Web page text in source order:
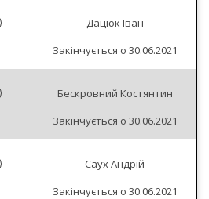
Дацюк Іван
Закінчується о 30.06.2021
Бескровний Костянтин
Закінчується о 30.06.2021
Саух Андрій
Закінчується о 30.06.2021